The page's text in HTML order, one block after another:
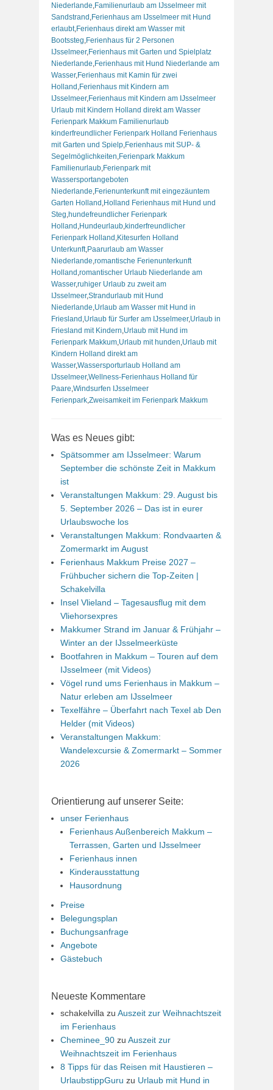
Niederlande Familienurlaub am IJsselmeer mit
Sandstrand Ferienhaus am IJsselmeer mit Hund
erlaubt, Ferienhaus direkt am Wasser mit
Bootssteg Ferienhaus für 2 Personen
IJsselmeer, Ferienhaus mit Garten und Spielplatz
Niederlande Ferienhaus mit Hund Niederlande am
Wasser, Ferienhaus mit Kamin für zwei
Holland Ferienhaus mit Kindern am
IJsselmeer, Ferienhaus mit Kindern am IJsselmeer
Urlaub mit Kindern Holland direkt am Wasser
Ferienpark Makkum Familienurlaub
kinderfreundlicher Ferienpark Holland Ferienhaus
mit Garten und Spielp Ferienhaus mit SUP- &
Segelmöglichkeiten Ferienpark Makkum
Familienurlaub Ferienpark mit
Wassersportangeboten
Niederlande Ferienunterkunft mit eingezäuntem
Garten Holland Holland Ferienhaus mit Hund und
Steg hundefreundlicher Ferienpark
Holland Hundeurlaub kinderfreundlicher
Ferienpark Holland Kitesurfen Holland
Unterkunft, Paarurlaub am Wasser
Niederlande romantische Ferienunterkunft
Holland romantischer Urlaub Niederlande am
Wasser,ruhiger Urlaub zu zweit am
IJsselmeer,Strandurlaub mit Hund
Niederlande Urlaub am Wasser mit Hund in
Friesland Urlaub für Surfer am IJsselmeer, Urlaub in
Friesland mit Kindern Urlaub mit Hund im
Ferienpark Makkum Urlaub mit hunden Urlaub mit
Kindern Holland direkt am
Wasser,Wassersporturlaub Holland am
IJsselmeer,Wellness-Ferienhaus Holland für
Paare Windsurfen IJsselmeer
Ferienpark Zweisamkeit im Ferienpark Makkum
Was es Neues gibt:
Spätsommer am IJsselmeer: Warum
September die schönste Zeit in Makkum
ist
Veranstaltungen Makkum: 29. August bis
5. September 2026 – Das ist in eurer
Urlaubswoche los
Veranstaltungen Makkum: Rondvaarten &
Zomermarkt im August
Ferienhaus Makkum Preise 2027 –
Frühbucher sichern die Top-Zeiten |
Schakelvilla
Insel Vlieland – Tagesausflug mit dem
Vliehorsexpres
Makkumer Strand im Januar & Frühjahr –
Winter an der IJsselmeerküste
Bootfahren in Makkum – Touren auf dem
IJsselmeer (mit Videos)
Vögel rund ums Ferienhaus in Makkum –
Natur erleben am IJsselmeer
Texelfähre – Überfahrt nach Texel ab Den
Helder (mit Videos)
Veranstaltungen Makkum:
Wandelexcursie & Zomermarkt – Sommer
2026
Orientierung auf unserer Seite:
unser Ferienhaus
Ferienhaus Außenbereich Makkum –
Terrassen, Garten und IJsselmeer
Ferienhaus innen
Kinderausstattung
Hausordnung
Preise
Belegungsplan
Buchungsanfrage
Angebote
Gästebuch
Neueste Kommentare
schakelvilla zu Auszeit zur Weihnachtszeit
im Ferienhaus
Cheminee_90 zu Auszeit zur
Weihnachtszeit im Ferienhaus
8 Tipps für das Reisen mit Haustieren –
UrlaubstippGuru zu Urlaub mit Hund in